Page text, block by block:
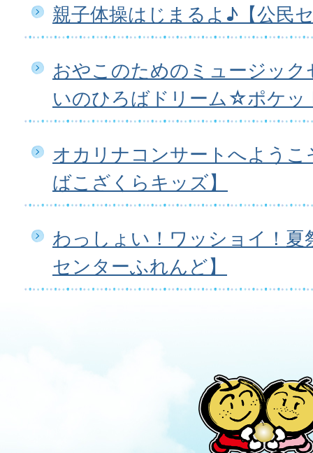
親子体操はじまるよ♪【公民
おやこのためのミュージッ
いのひろばドリーム☆ポケッ
オカリナコンサートへよう
ばこざくらキッズ】
わっしょい！ワッショイ！夏
センターふれんど】